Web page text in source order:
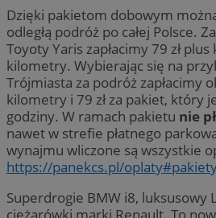
Dzięki pakietom dobowym
odległą podróż po całej Polsce.
Toyoty Yaris zapłacimy 79 zł
kilometry. Wybierając się na
Trójmiasta za podróż zapłacimy
kilometry i 79 zł za pakiet, który
godziny. W ramach pakietu nie
nawet w strefie płatnego
wynajmu wliczone są wszystkie
https://panekcs.pl/
Superdrogie BMW i8, luksusowy